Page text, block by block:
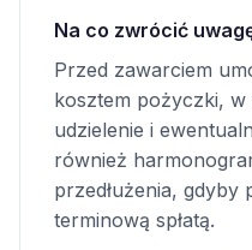
Na co zwrócić
Przed zawarciem
kosztem pożyczki, w
udzielenie i
również
przedłużenia, gdyby
terminową spłatą.